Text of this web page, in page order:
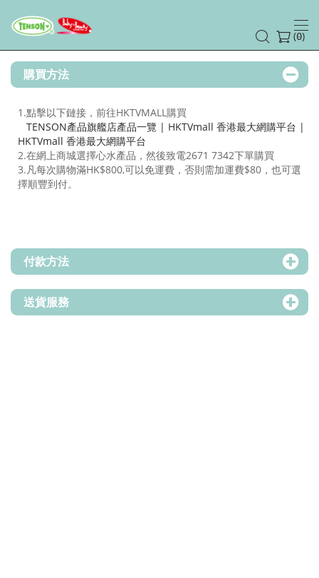
(0)
購買方法
1.點擊以下鏈接，前往HKTVMALL購買
TENSON產品旗艦店產品一覽 | HKTVmall 香港最大網購平台 |
HKTVmall 香港最大網購平台
2.在網上商城選擇心水產品，然後致電2671 7342下單購買
3.凡每次購物滿HK$800,可以免運費，否則需加運費$80，也可選
擇順豐到付。
付款方法
送貨服務